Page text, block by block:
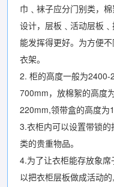
巾﹑袜子应分门别类，
设计，层板﹑活动层板
能发挥得更好。为方便
衣架。
2. 柜的高度一般为
700mm，放棉絮的高度
220mm,领带盒的高度为
3.衣柜内可以设置带锁
类的贵重物品。
4.为了让衣柜能存放象
以把衣柜层板做成活动